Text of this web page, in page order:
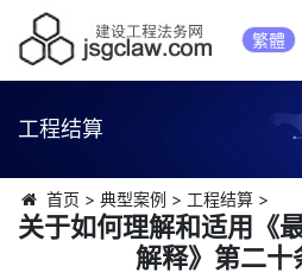
繁體
工程结算
首页 > 典型案例 > 工程结算>
关于如何理解和适用《
解释》第二十